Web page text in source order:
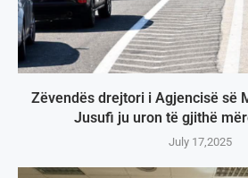
Zëvendës drejtori i Agjencisë së
Jusufi ju uron të gjithë
July 17,2025